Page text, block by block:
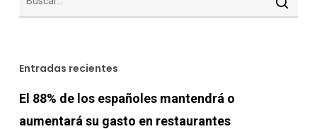
Entradas recientes
El 88% de los españoles mantendrá o
aumentará su gasto en restaurantes